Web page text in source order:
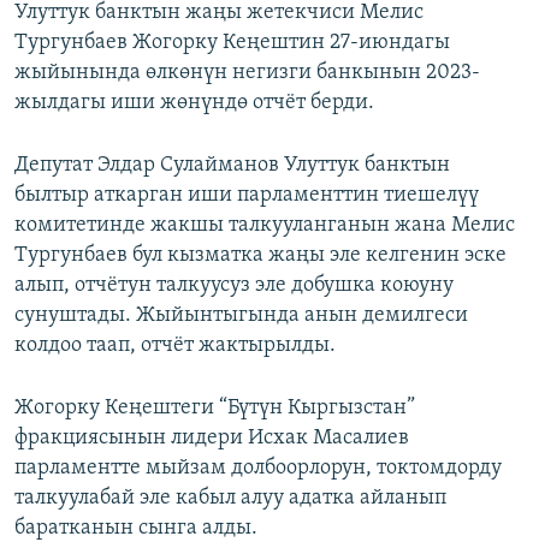
Улуттук банктын жаңы жетекчиси Мелис
Тургунбаев Жогорку Кеңештин 27-июндагы
жыйынында өлкөнүн негизги банкынын 2023-
жылдагы иши жөнүндө отчёт берди.
Депутат Элдар Сулайманов Улуттук банктын
былтыр аткарган иши парламенттин тиешелүү
комитетинде жакшы талкууланганын жана Мелис
Тургунбаев бул кызматка жаңы эле келгенин эске
алып, отчётун талкуусуз эле добушка коюуну
сунуштады. Жыйынтыгында анын демилгеси
колдоо таап, отчёт жактырылды.
Жогорку Кеңештеги “Бүтүн Кыргызстан”
фракциясынын лидери Исхак Масалиев
парламентте мыйзам долбоорлорун, токтомдорду
талкуулабай эле кабыл алуу адатка айланып
баратканын сынга алды.